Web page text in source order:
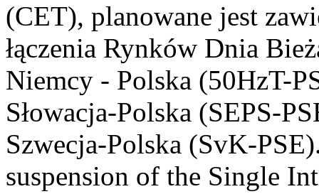
(CET), planowane jest
łączenia Rynków Dnia
Niemcy - Polska (50HzT-
Słowacja-Polska (SEPS-
Szwecja-Polska (SvK-
suspension of the Single